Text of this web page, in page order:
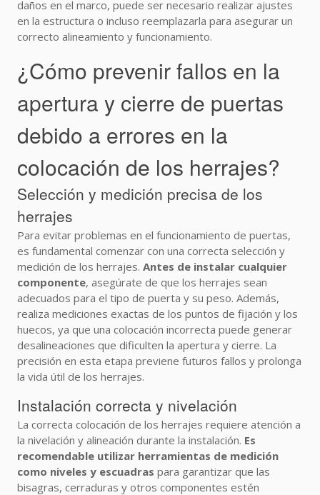
daños en el marco, puede ser necesario realizar ajustes
en la estructura o incluso reemplazarla para asegurar un
correcto alineamiento y funcionamiento.
¿Cómo prevenir fallos en la
apertura y cierre de puertas
debido a errores en la
colocación de los herrajes?
Selección y medición precisa de los
herrajes
Para evitar problemas en el funcionamiento de puertas,
es fundamental comenzar con una correcta selección y
medición de los herrajes. Antes de instalar cualquier
componente, asegúrate de que los herrajes sean
adecuados para el tipo de puerta y su peso. Además,
realiza mediciones exactas de los puntos de fijación y los
huecos, ya que una colocación incorrecta puede generar
desalineaciones que dificulten la apertura y cierre. La
precisión en esta etapa previene futuros fallos y prolonga
la vida útil de los herrajes.
Instalación correcta y nivelación
La correcta colocación de los herrajes requiere atención a
la nivelación y alineación durante la instalación. Es
recomendable utilizar herramientas de medición
como niveles y escuadras para garantizar que las
bisagras, cerraduras y otros componentes estén